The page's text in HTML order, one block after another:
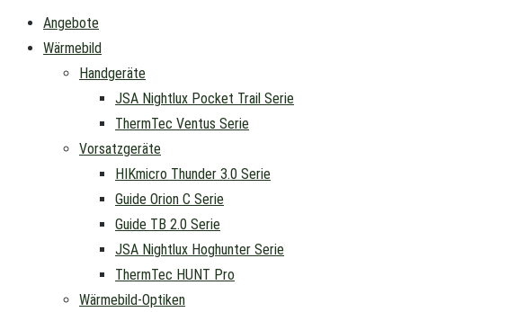
Angebote
Wärmebild
Handgeräte
JSA Nightlux Pocket Trail Serie
ThermTec Ventus Serie
Vorsatzgeräte
HIKmicro Thunder 3.0 Serie
Guide Orion C Serie
Guide TB 2.0 Serie
JSA Nightlux Hoghunter Serie
ThermTec HUNT Pro
Wärmebild-Optiken